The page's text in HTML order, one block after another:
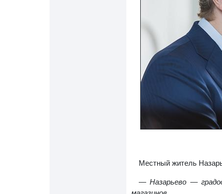
Местный житель
—Назарьево —